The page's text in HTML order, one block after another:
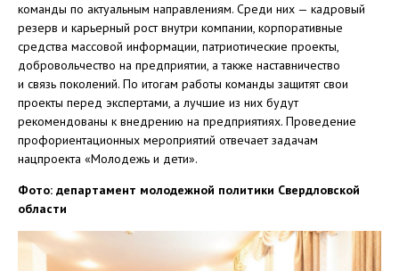
команды по актуальным направлениям. Среди них — кадровый
резерв и карьерный рост внутри компании, корпоративные
средства массовой информации, патриотические проекты,
добровольчество на предприятии, а также наставничество
и связь поколений. По итогам работы команды защитят свои
проекты перед экспертами, а лучшие из них будут
рекомендованы к внедрению на предприятиях. Проведение
профориентационных мероприятий отвечает задачам
нацпроекта «Молодежь и дети».
Фото: департамент молодежной политики Свердловской
области